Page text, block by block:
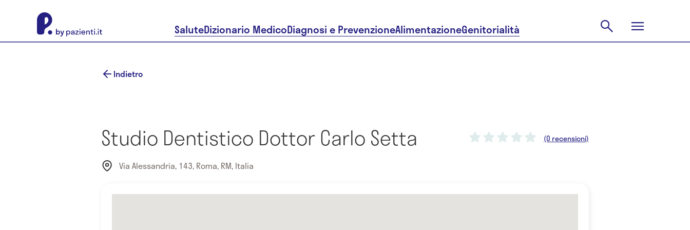
SaluteDizionario MedicoDiagnosi e PrevenzioneAlimentazioneGenitorialità
Indietro
Studio Dentistico Dottor Carlo Setta (0 recensioni)
Via Alessandria, 143, Roma, RM, Italia